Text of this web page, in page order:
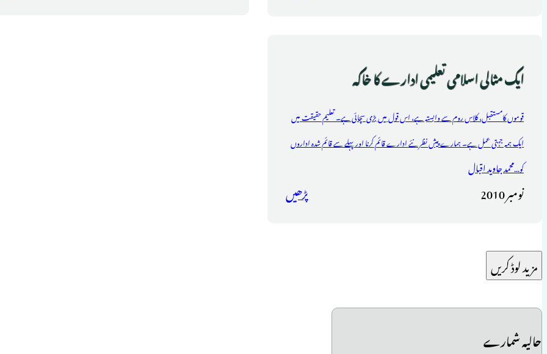
ایک مثالی اسلامی تعلیمی ادارے کا خاکہ
قوموں کامستقبل، کلاس روم سے وابستہ ہے، اس قول میں بڑی سچائی ہے۔ تعلیم حقیقت میں
ایک ہمہ جہتی عمل ہے۔ ہمارے پیش نظر نئے ادارے قائم کرنا اور پہلے سے قائم شدہ اداروں
کو...محمد جاوید اقبال
نومبر 2010 پڑھیں
مزید لوڈ کریں
حالیہ شمارے